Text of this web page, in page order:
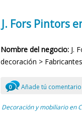
J. Fors Pintors
Nombre del negocio:J.
decoración >
0 Añade tú comentario
Decoración y mobiliario en